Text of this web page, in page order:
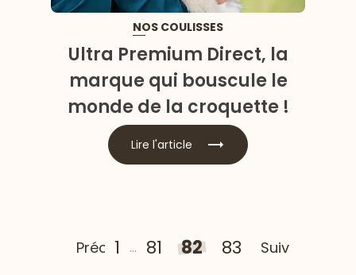
NOS COULISSES
Ultra Premium Direct, la
marque qui bouscule le
monde de la croquette !
Lire l'article
Précedent
1 ... 81 82 83 Suivant